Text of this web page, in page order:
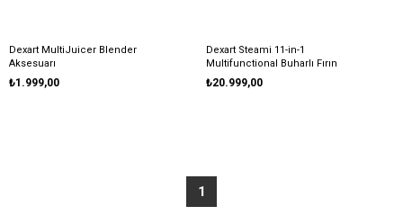
Dexart MultiJuicer Blender
Aksesuarı
₺1.999,00
Dexart Steami 11-in-1
Multifunctional Buharlı Fırın
₺20.999,00
1